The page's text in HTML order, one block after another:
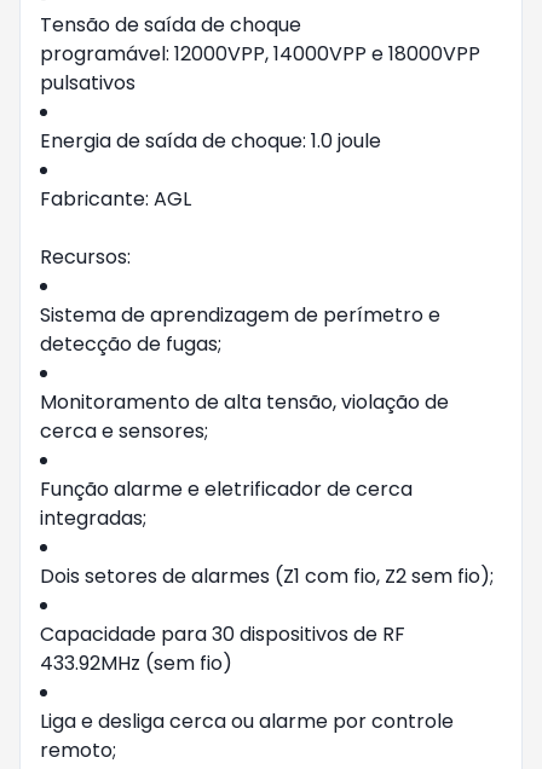
Tensão de saída de choque
programável: 12000VPP, 14000VPP e 18000VPP
pulsativos
Energia de saída de choque: 1.0 joule
Fabricante: AGL
Recursos:
Sistema de aprendizagem de perímetro e
detecção de fugas;
Monitoramento de alta tensão, violação de
cerca e sensores;
Função alarme e eletrificador de cerca
integradas;
Dois setores de alarmes (Z1 com fio, Z2 sem fio);
Capacidade para 30 dispositivos de RF
433.92MHz (sem fio)
Liga e desliga cerca ou alarme por controle
remoto;